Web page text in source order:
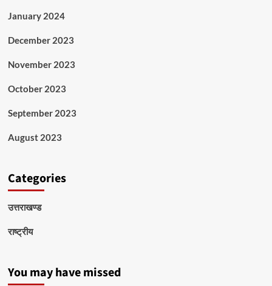
January 2024
December 2023
November 2023
October 2023
September 2023
August 2023
Categories
उत्तराखण्ड
राष्ट्रीय
You may have missed